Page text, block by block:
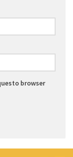
browser